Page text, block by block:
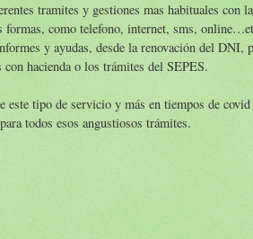
tramites y gestiones mas habituales con la
formas, como telefono, internet, sms,
y ayudas, desde la renovación del DNI,
hacienda o los trámites del SEPES.
este tipo de servicio y más en tiempos de
todos esos angustiosos trámites.